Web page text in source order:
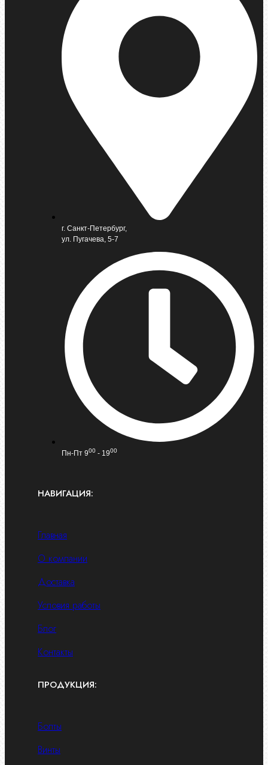
г. Санкт-Петербург,
ул. Пугачева, 5-7
Пн-Пт 900 - 1900
НАВИГАЦИЯ:
Главная
О компании
Доставка
Условия работы
Блог
Контакты
ПРОДУКЦИЯ:
Болты
Винты